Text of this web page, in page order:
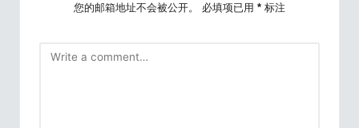
您的邮箱地址不会被公开。 必填项已用 * 标注